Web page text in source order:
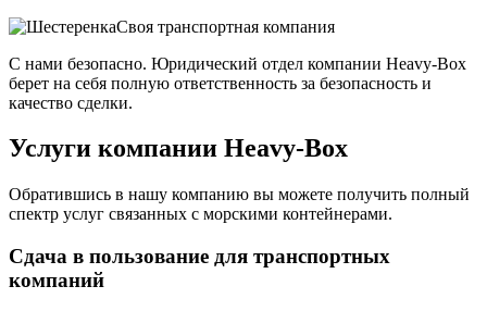
Своя транспортная компания
С нами безопасно. Юридический отдел компании Heavy-Box
берет на себя полную ответственность за безопасность и
качество сделки.
Услуги компании Heavy-Box
Обратившись в нашу компанию вы можете получить полный
спектр услуг связанных с морскими контейнерами.
Сдача в пользование для транспортных
компаний